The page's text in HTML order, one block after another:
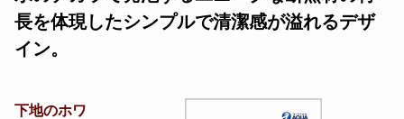
長を体現したシンプルで清潔感が溢れるデザ
イン。
下地のホワ